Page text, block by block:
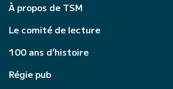
À propos de TSM
Le comité de lecture
100 ans d’histoire
Régie pub